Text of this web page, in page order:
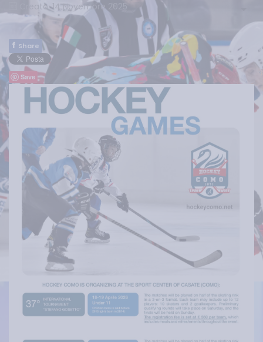
Creato: 14 Novembre 2025
f Share
Save